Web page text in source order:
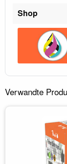
Shop
Verwandte